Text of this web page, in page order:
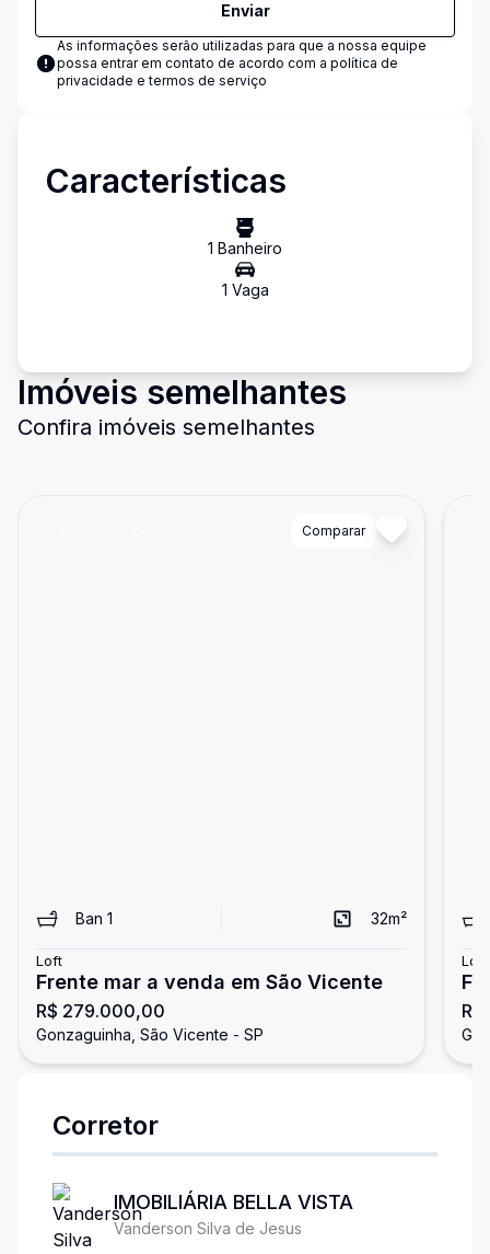
Enviar
As informações serão utilizadas para que a nossa equipe
possa entrar em contato de acordo com a política de
privacidade e termos de serviço
Características
1 Banheiro
1 Vaga
Imóveis semelhantes
Confira imóveis semelhantes
Comparar
Ban 1 32m²
Loft
Frente mar a venda em São Vicente
R$ 279.000,00
Gonzaguinha, São Vicente - SP
Loft
Corretor
IMOBILIÁRIA BELLA VISTA
Vanderson Silva de Jesus